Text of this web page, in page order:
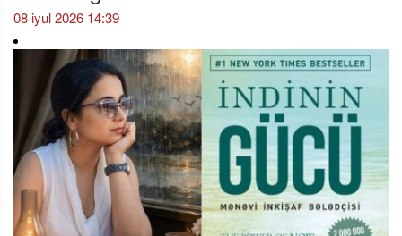
08 iyul 2026 14:39